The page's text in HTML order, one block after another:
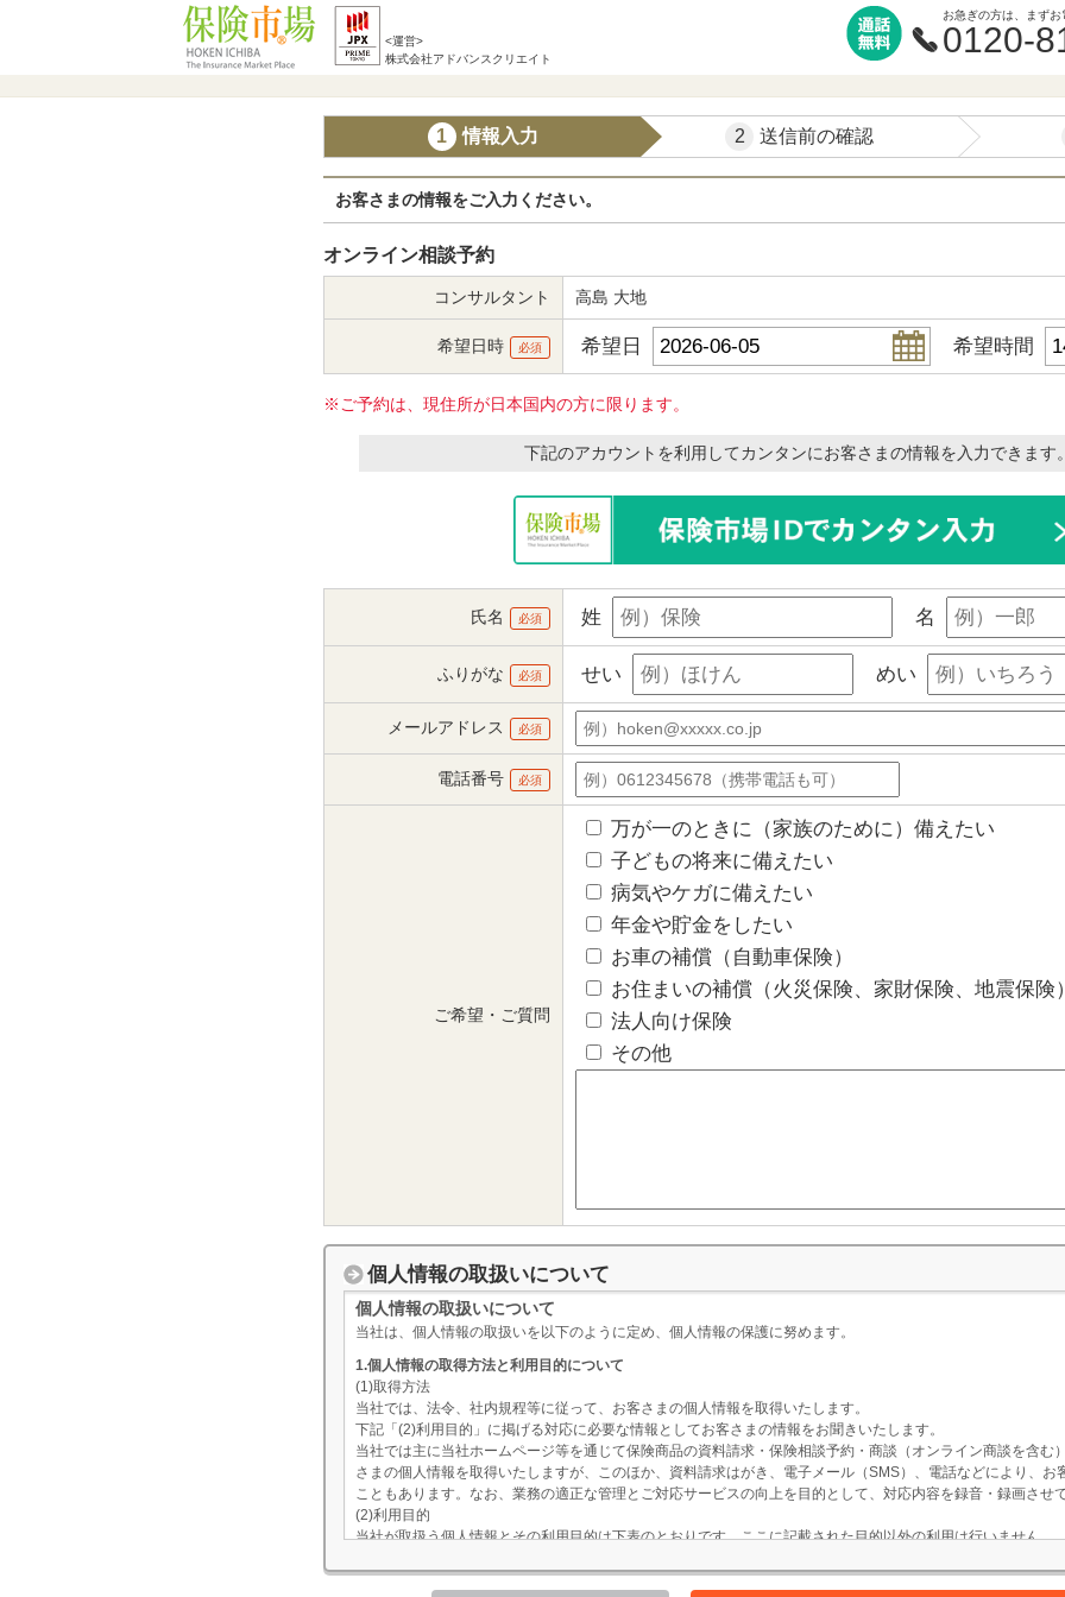
<運営>
株式会社アドバンスクリエイト
お急ぎの方は、まず
0120-
1 情報入力 2 送信前の確認
お客さまの情報をご入力ください。
オンライン相談予約
コンサルタント 高島 大地
希望日時 必須 希望日 希望時間
※ご予約は、現住所が日本国内の方に限ります。
下記のアカウントを利用してカンタンにお客さまの情報を入力できます
氏名 必須 姓 名
ふりがな 必須 せい めい
メールアドレス 必須
電話番号 必須
ご希望・ご質問
万が一のときに（家族のために）備えたい
子どもの将来に備えたい
病気やケガに備えたい
年金や貯金をしたい
お車の補償（自動車保険）
お住まいの補償（火災保険、家財保険、地震保険
法人向け保険
その他
個人情報の取扱いについて
個人情報の取扱いについて
当社は、個人情報の取扱いを以下のように定め、個人情報の保護に努めます。
1.個人情報の取得方法と利用目的について
(1)取得方法
当社では、法令、社内規程等に従って、お客さまの個人情報を取得いたします。
下記「(2)利用目的」に掲げる対応に必要な情報としてお客さまの情報をお聞きいたします。
当社では主に当社ホームページ等を通じて保険商品の資料請求・保険相談予約・商談（オンライン商談を含む
さまの個人情報を取得いたしますが、このほか、資料請求はがき、電子メール（SMS）、電話などにより、お
こともあります。なお、業務の適正な管理とご対応サービスの向上を目的として、対応内容を録音・録画させ
(2)利用目的
当社が取扱う個人情報とその利用目的は下表のとおりです。ここに記載された目的以外の利用は行いません。
個人情報 利用目的